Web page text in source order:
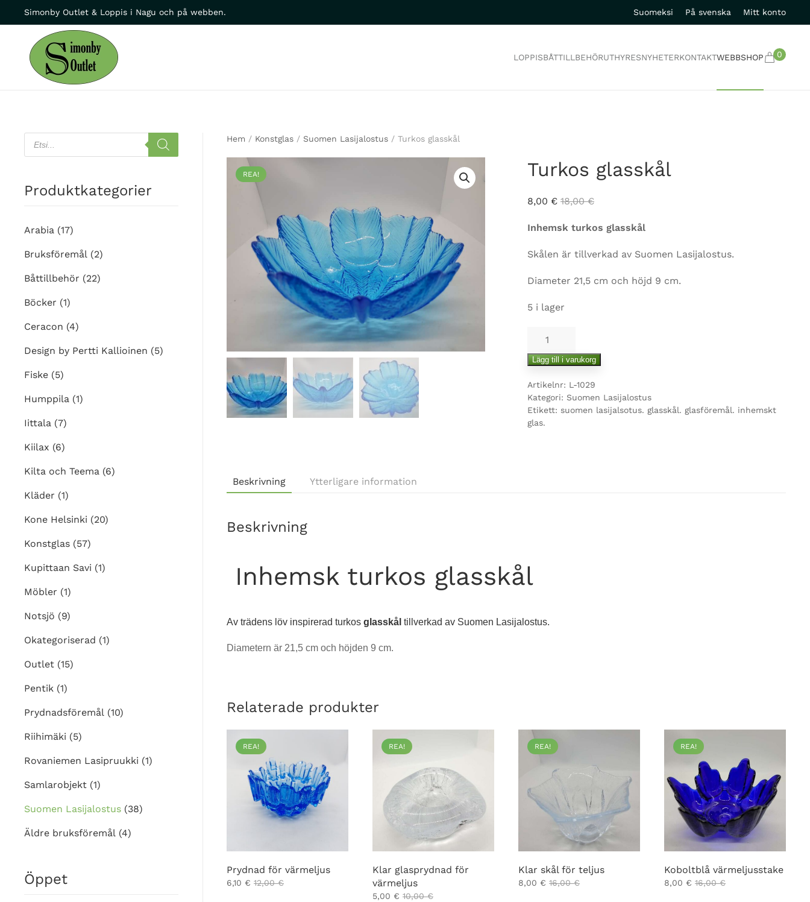
Skip to main content
Simonby Outlet & Loppis i Nagu och på webben. Suomeksi På svenska Mitt konto
LOPPISBÅTTILLBEHÖRUTHYRESNYHETERKONTAKTWEBBSHOP 0
Hem / Konstglas / Suomen Lasijalostus / Turkos glasskål
REA! Turkos glasskål
8,00 € 18,00€
Inhemsk turkos glasskål
Skålen är tillverkad av Suomen Lasijalostus.
Diameter 21,5 cm och höjd 9 cm.
5 i lager
mängd
Lägg till i varukorg
Artikelnr: L-1029
Kategori: Suomen Lasijalostus
Etikett: suomen lasijalsotus. glasskål. glasföremål. inhemskt
glas.
Beskrivning Ytterligare information
Beskrivning
Inhemsk turkos glasskål
Av trädens löv inspirerad turkos glasskål tillverkad av Suomen Lasijalostus.
Diametern är 21,5 cm och höjden 9 cm.
Relaterade produkter
REA!
Prydnad för värmeljus
6,10 € 12,00€
REA!
Klar glasprydnad för
värmeljus
5,00 € 10,00€
REA!
Klar skål för teljus
8,00 € 16,00€
REA!
Koboltblå värmeljusstake
8,00 € 16,00€
Products
search
Produktkategorier
Arabia (17)
Bruksföremål (2)
Båttillbehör (22)
Böcker (1)
Ceracon (4)
Design by Pertti Kallioinen (5)
Fiske (5)
Humppila (1)
Iittala (7)
Kiilax (6)
Kilta och Teema (6)
Kläder (1)
Kone Helsinki (20)
Konstglas (57)
Kupittaan Savi (1)
Möbler (1)
Notsjö (9)
Okategoriserad (1)
Outlet (15)
Pentik (1)
Prydnadsföremål (10)
Riihimäki (5)
Rovaniemen Lasipruukki (1)
Samlarobjekt (1)
Suomen Lasijalostus (38)
Äldre bruksföremål (4)
Öppet